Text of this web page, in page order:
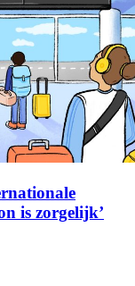
is zorgelijk’